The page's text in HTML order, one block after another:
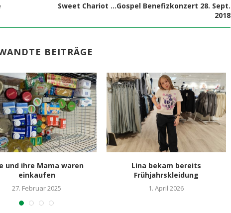
Sweet Chariot …Gospel Benefizkonzert 28. Sept.
2018
BEITRÄGE
und ihre Mama waren
einkaufen
27. Februar 2025
Lina bekam bereits
Frühjahrskleidung
1. April 2026